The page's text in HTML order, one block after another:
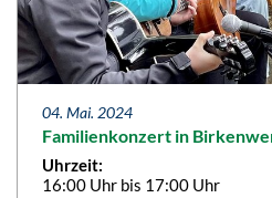
04. Mai. 2024
Familienkonzert in
Uhrzeit:
16:00 Uhr bis 17:00 Uhr